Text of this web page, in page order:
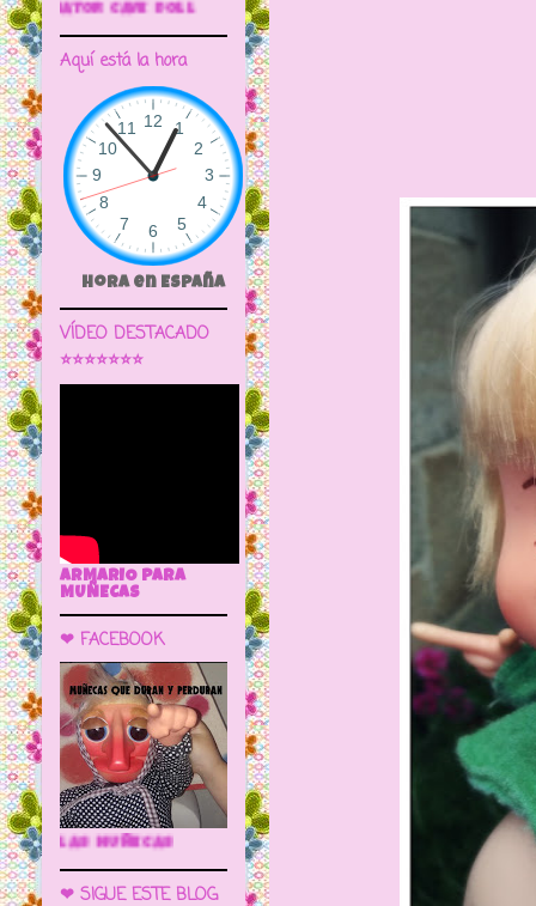
🌼CRIPTA ANIMATOR CAVE DOLL
Aquí está la hora
Hora en España
VÍDEO DESTACADO
⭐⭐⭐⭐⭐⭐⭐
ARMARIO PARA
MUÑECAS
❤ FACEBOOK
🌼 LA CUEVA DE LAS MUÑECAS
❤ SIGUE ESTE BLOG